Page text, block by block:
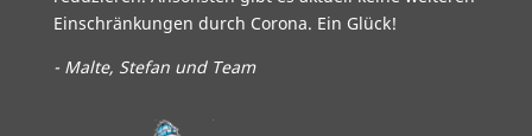
Einschränkungen durch Corona. Ein Glück!
- Malte, Stefan und Team